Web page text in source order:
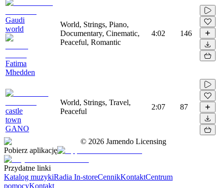
Gaudi
world
Fatima
Mhedden
World, Strings, Piano,
Documentary, Cinematic,
Peaceful, Romantic
4:02 146
castle
town
GANO
World, Strings, Travel,
Peaceful
2:07 87
© 2026 Jamendo Licensing
Pobierz aplikację
Przydatne linki
Katalog muzykiRadia In-storeCennikKontaktCentrum
pomocyKontakt